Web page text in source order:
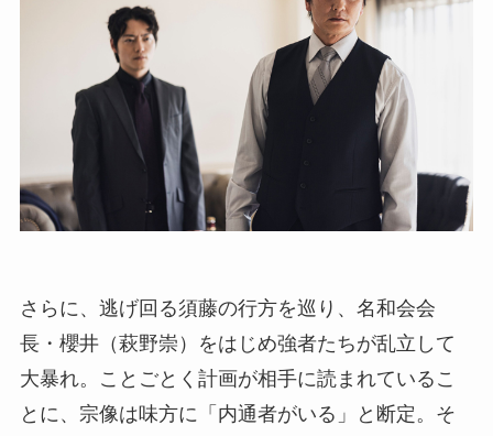
さらに、逃げ回る須藤の行方を巡り、名和会会
長・櫻井（萩野崇）をはじめ強者たちが乱立して
大暴れ。ことごとく計画が相手に読まれているこ
とに、宗像は味方に「内通者がいる」と断定。そ